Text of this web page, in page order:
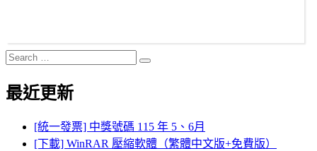
Search
for:
Search
最近更新
[統一發票] 中獎號碼 115 年 5、6月
[下載] WinRAR 壓縮軟體（繁體中文版+免費版）